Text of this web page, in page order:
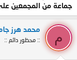
جماعة من المجمعين
م
محمد هرز
:: محظور دائم ::